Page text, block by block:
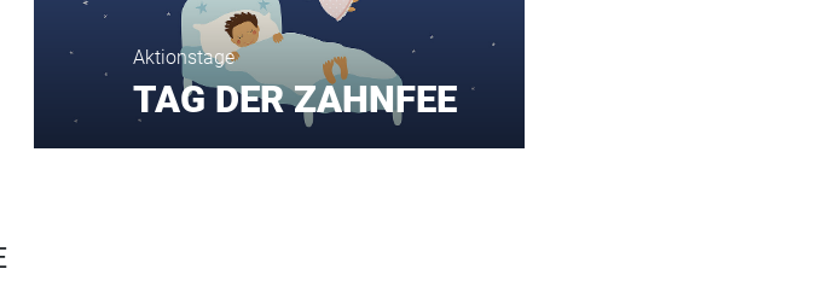
Aktionstage
TAG DER ZAHNFEE